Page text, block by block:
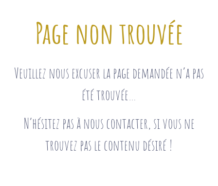
Page non trouvée
Veuillez nous excuser la page demandée n’a pas
été trouvée…
N’hésitez pas à nous contacter, si vous ne
trouvez pas le contenu désiré !